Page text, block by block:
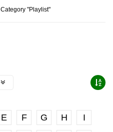
"Playlist"
E F G H
I